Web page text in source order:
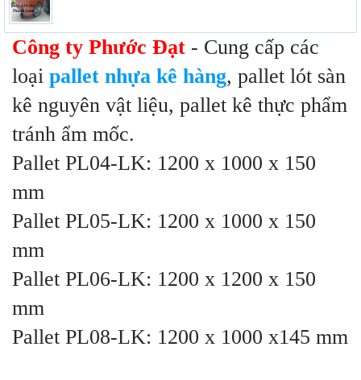
Công ty Phước Đạt - Cung cấp các
loại pallet nhựa kê hàng, pallet lót sàn
kê nguyên vật liệu, pallet kê thực phẩm
tránh ẩm mốc.
Pallet PL04-LK: 1200 x 1000 x 150
mm
Pallet PL05-LK: 1200 x 1000 x 150
mm
Pallet PL06-LK: 1200 x 1200 x 150
mm
Pallet PL08-LK: 1200 x 1000 x145 mm